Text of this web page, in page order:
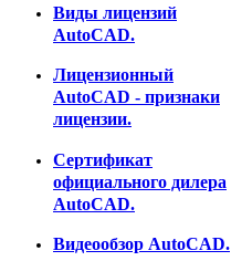
Виды лицензий
AutoCAD.
Лицензионный
AutoCAD - признаки
лицензии.
Сертификат
официального дилера
AutoCAD.
Видеообзор AutoCAD.